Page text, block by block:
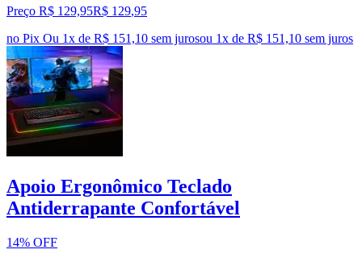
Preço R$ 129,95R$ 129,95
no Pix Ou 1x de R$ 151,10 sem jurosou 1x de R$ 151,10 sem juros
Apoio Ergonômico Teclado
Antiderrapante Confortável
14% OFF